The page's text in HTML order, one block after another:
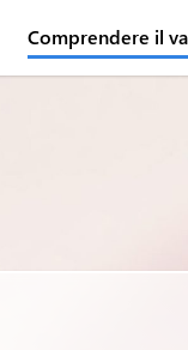
Comprendere il